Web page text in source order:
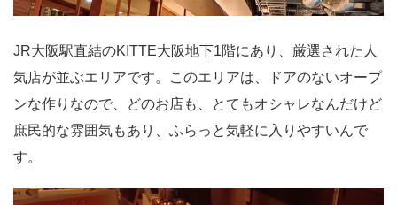
JR大阪駅直結のKITTE大阪地下1階にあり、厳選された人
気店が並ぶエリアです。このエリアは、ドアのないオープ
ンな作りなので、どのお店も、とてもオシャレなんだけど
庶民的な雰囲気もあり、ふらっと気軽に入りやすいんで
す。